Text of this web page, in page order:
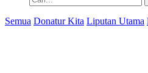
Semua Donatur Kita Liputan Utama